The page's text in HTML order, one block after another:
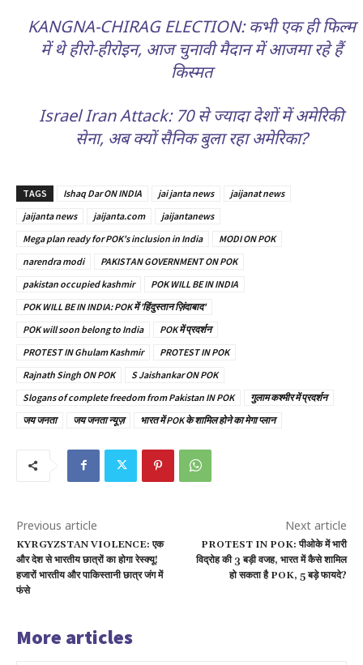
KANGNA-CHIRAG ELECTION: कभी एक ही फिल्म
में थे हीरो-हीरोइन, आज चुनावी मैदान में आजमा रहे हैं
किस्मत
Israel Iran Attack: 70 से ज्यादा देशों में अमेरिकी
सेना, अब क्यों सैनिक बुला रहा अमेरिका?
TAGS Ishaq Dar ON INDIA jai janta news
jaijanat news
jaijanta news
jaijanta.com
jaijantanews
Mega plan ready for POK's inclusion in India
MODI ON POK
narendra modi
PAKISTAN GOVERNMENT ON POK
pakistan occupied kashmir
POK WILL BE IN INDIA
POK WILL BE IN INDIA: POK में 'हिंदुस्तान ज़िंदाबाद'
POK will soon belong to India
POK में प्रदर्शन
PROTEST IN Ghulam Kashmir
PROTEST IN POK
Rajnath Singh ON POK
S Jaishankar ON POK
Slogans of complete freedom from Pakistan IN POK
गुलाम कश्मीर में प्रदर्शन
जय जनता
जय जनता न्यूज़ भारत में POK के शामिल होने का मेगा प्लान
Previous article
KYRGYZSTAN VIOLENCE: एक
और देश से भारतीय छात्रों का होगा रेस्क्यू!
हजारों भारतीय और पाकिस्तानी छात्र जंग में
फंसे
Next article
PROTEST IN POK: पीओके में भारी
विद्रोह की 3 बड़ी वजह, भारत में कैसे शामिल
हो सकता है POK, 5 बड़े फायदे?
More articles